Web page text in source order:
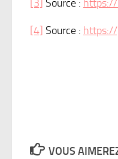
[3] Source :
[4] Source : https://
VOUS